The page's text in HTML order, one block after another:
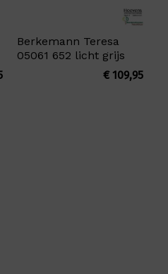
Berkemann Teresa
05061 652 licht grijs
€109,95